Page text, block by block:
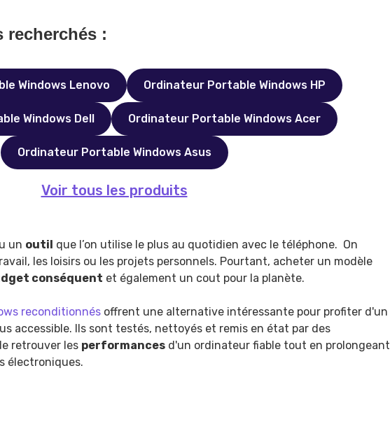
recherchés :
Windows Lenovo Ordinateur Portable Windows HP
Windows Dell Ordinateur Portable Windows Acer
Ordinateur Portable Windows Asus
Voir tous les produits
un outil que l’on utilise le plus au quotidien avec le téléphone. On
les loisirs ou les projets personnels. Pourtant, acheter un modèle
conséquent et également un cout pour la planète.
reconditionnés offrent une alternative intéressante pour profiter d'un
accessible. Ils sont testés, nettoyés et remis en état par des
retrouver les performances d'un ordinateur fiable tout en prolongeant
électroniques.